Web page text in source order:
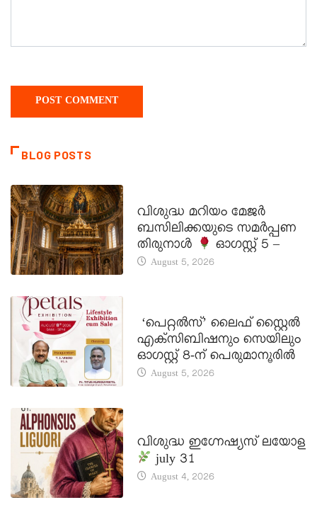
BLOG POSTS
വിശുദ്ധ മറിയം മേജർ
ബസിലിക്കയുടെ സമർപ്പണ
തിരുനാൾ
ഓഗസ്റ്റ് 5 –
August 5, 2026
‘പെറ്റൽസ്’ ലൈഫ് സ്റ്റൈൽ
എക്സിബിഷനും സെയിലും
ഓഗസ്റ്റ് 8-ന് പെരുമാനൂരിൽ
August 5, 2026
വിശുദ്ധ ഇഗ്നേഷ്യസ് ലയോള
july 31
August 4, 2026